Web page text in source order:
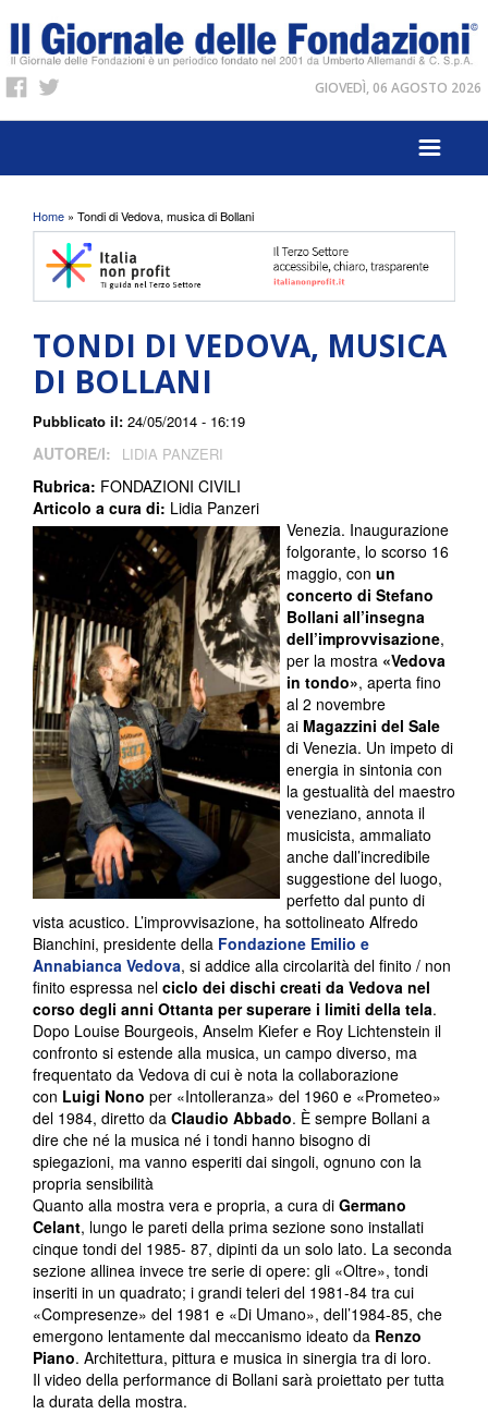
GIOVEDÌ, 06 AGOSTO 2026
Tu sei qui
Home » Tondi di Vedova, musica di Bollani
TONDI DI VEDOVA, MUSICA
DI BOLLANI
Pubblicato il: 24/05/2014 - 16:19
AUTORE/I: LIDIA PANZERI
Rubrica: FONDAZIONI CIVILI
Articolo a cura di: Lidia Panzeri
Venezia. Inaugurazione
folgorante, lo scorso 16
maggio, con un
concerto di Stefano
Bollani all’insegna
dell’improvvisazione,
per la mostra «Vedova
in tondo», aperta fino
al 2 novembre
ai Magazzini del Sale
di Venezia. Un impeto di
energia in sintonia con
la gestualità del maestro
veneziano, annota il
musicista, ammaliato
anche dall’incredibile
suggestione del luogo,
perfetto dal punto di
vista acustico. L’improvvisazione, ha sottolineato Alfredo
Bianchini, presidente della Fondazione Emilio e
Annabianca Vedova, si addice alla circolarità del finito / non
finito espressa nel ciclo dei dischi creati da Vedova nel
corso degli anni Ottanta per superare i limiti della tela.
Dopo Louise Bourgeois, Anselm Kiefer e Roy Lichtenstein il
confronto si estende alla musica, un campo diverso, ma
frequentato da Vedova di cui è nota la collaborazione
con Luigi Nono per «Intolleranza» del 1960 e «Prometeo»
del 1984, diretto da Claudio Abbado. È sempre Bollani a
dire che né la musica né i tondi hanno bisogno di
spiegazioni, ma vanno esperiti dai singoli, ognuno con la
propria sensibilità
Quanto alla mostra vera e propria, a cura di Germano
Celant, lungo le pareti della prima sezione sono installati
cinque tondi del 1985- 87, dipinti da un solo lato. La seconda
sezione allinea invece tre serie di opere: gli «Oltre», tondi
inseriti in un quadrato; i grandi teleri del 1981-84 tra cui
«Compresenze» del 1981 e «Di Umano», dell’1984-85, che
emergono lentamente dal meccanismo ideato da Renzo
Piano. Architettura, pittura e musica in sinergia tra di loro.
Il video della performance di Bollani sarà proiettato per tutta
la durata della mostra.